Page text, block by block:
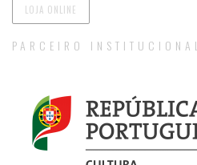
LOJA ONLINE
PARCEIRO INSTITUCIONAL